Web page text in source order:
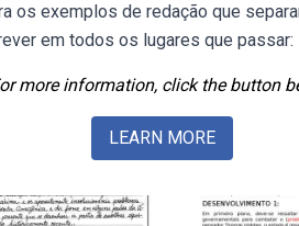
os exemplos de redação que
em todos os lugares que passar:
more information, click the button
LEARN MORE